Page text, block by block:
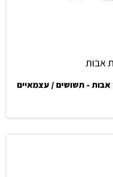
אבות
אבות - תשושים / עצמאיים